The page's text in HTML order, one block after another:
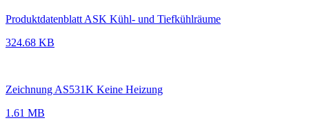
Produktdatenblatt ASK Kühl- und Tiefkühlräume
324.68 KB
Zeichnung AS531K Keine Heizung
1.61 MB